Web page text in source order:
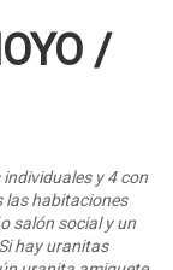
/
y 4 con
las habitaciones
salón social y un
hay uranitas